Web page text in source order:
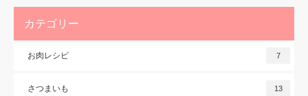
カテゴリー
お肉レシピ 7
さつまいも 13